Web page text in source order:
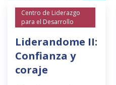
Centro de Liderazgo
para el Desarrollo
Liderandome II:
Confianza y
coraje